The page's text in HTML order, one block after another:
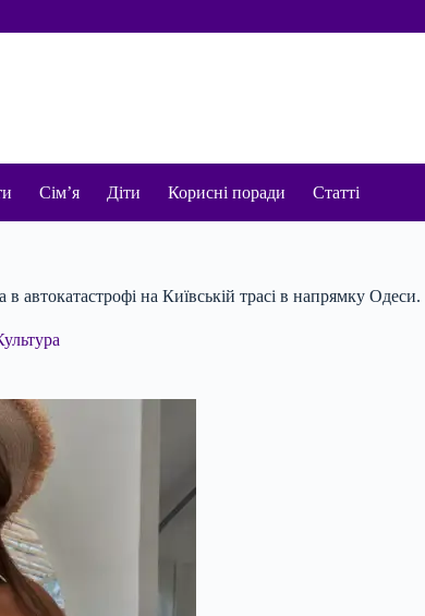
Сім’я Діти Корисні поради Статті
автокатастрофі на Київській трасі в напрямку Одеси.